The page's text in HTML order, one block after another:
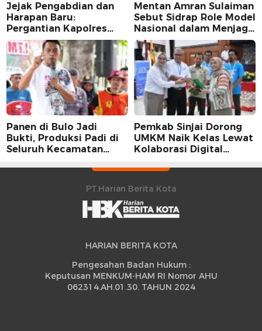
Jejak Pengabdian dan
Harapan Baru:
Pergantian Kapolres
Sidrap dalam Perspektif
Karier Dua Perwira
Mentan Amran Sulaiman
Sebut Sidrap Role Model
Nasional dalam Menjaga
Stabilitas Harga Telur
Panen di Bulo Jadi
Bukti, Produksi Padi di
Seluruh Kecamatan
Peningkatan
Pemkab Sinjai Dorong
UMKM Naik Kelas Lewat
Kolaborasi Digital
PT.Harian Berita Kota
HARIAN BERITA KOTA
Pengesahan Badan Hukum :
Keputusan MENKUM-HAM RI Nomor AHU
062314.AH.01.30. TAHUN 2024